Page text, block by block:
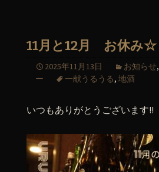
11月と12月 お休み☆
2025年11月13日 お知らせ,
ー
一献うるうる, 地酒
いつもありがとうございます!!